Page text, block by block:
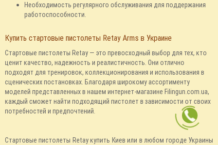
Необходимость регулярного обслуживания для поддержания
работоспособности.
Купить стартовые пистолеты Retay Arms в Украине
Стартовые пистолеты Retay — это превосходный выбор для тех, кто
ценит качество, надежность и реалистичность. Они отлично
подходят для тренировок, коллекционирования и использования в
сценических постановках. Благодаря широкому ассортименту
моделей представленных в нашем интернет-магазине Filingun.com.ua,
каждый сможет найти подходящий пистолет в зависимости от своих
потребностей и предпочтений.
Стартовые пистолеты Retay купить Киев или в любом городе Украины